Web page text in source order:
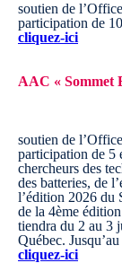
soutien de
participation de
cliquez-ici
AAC « Sommet
soutien de
participation de 5
chercheurs des
des batteries, de
l’édition 2026 du
de la 4ème
tiendra du 2 au 3
Québec. Jusqu’au
cliquez-ici